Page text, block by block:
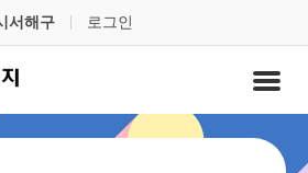
서해구 로그인